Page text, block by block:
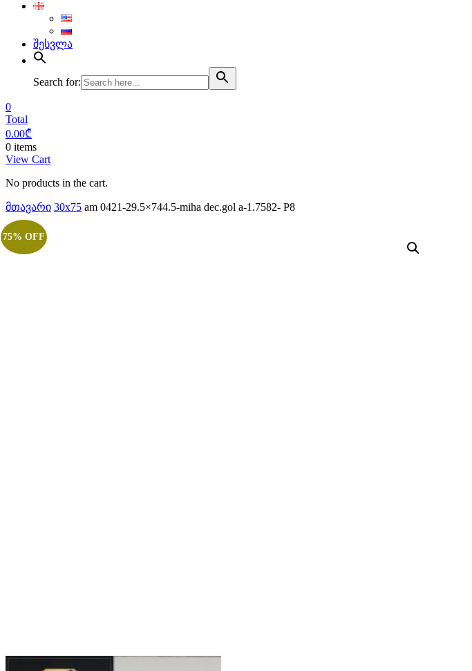
შესვლა
Search for:
0
Total
0.00₾
0 items
View Cart
No products in the cart.
მთავარი 30x75 am 0421-29.5×744.5-miha dec.gol a-1.7582- P8
75% OFF